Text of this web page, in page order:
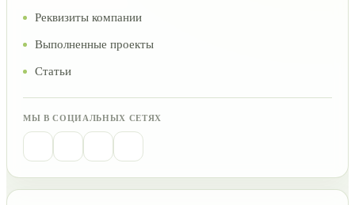
Реквизиты компании
Выполненные проекты
Статьи
МЫ В СОЦИАЛЬНЫХ СЕТЯХ